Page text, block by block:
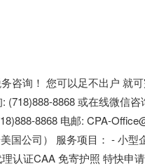
咨询！ 您可以足不出户 就
(718)888-8868 或在线微信
8868 电邮: CPA-
国公司） 服务项目： - 小
认证CAA 免寄护照 特快申